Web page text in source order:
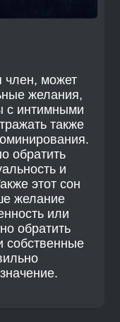
член, может
желания,
с интимными
также
обратить
и
этот сон
желание
или
обратить
собственные